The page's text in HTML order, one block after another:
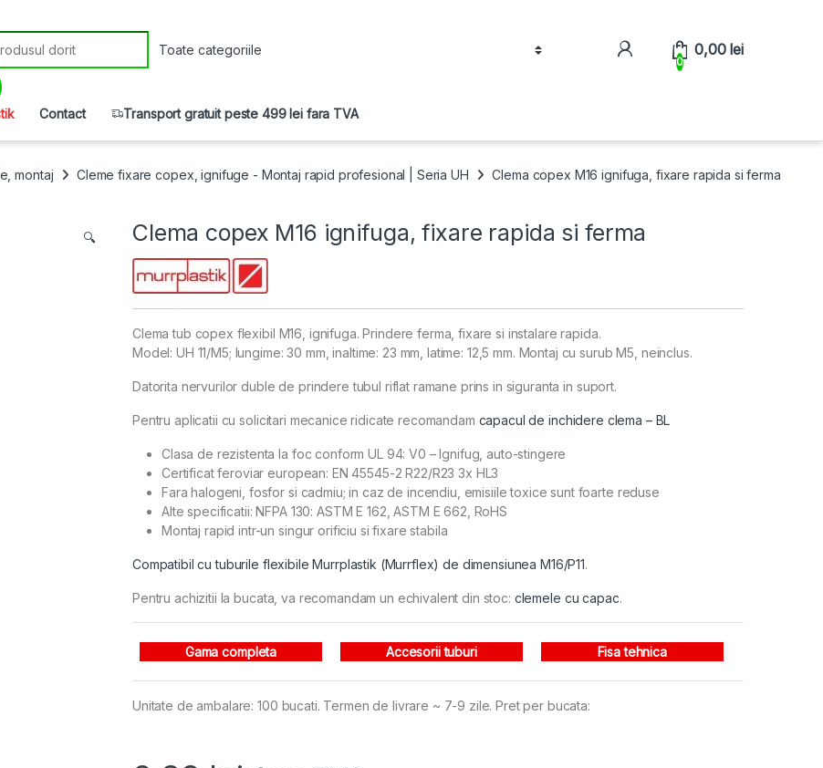
0
0,00 lei
Contact Transport gratuit peste 499 lei fara TVA
montaj Cleme fixare copex, ignifuge - Montaj rapid profesional | Seria UH Clema copex M16 ignifuga, fixare rapida si ferma
🔍 Clema copex M16 ignifuga, fixare rapida si ferma
Clema tub copex flexibil M16, ignifuga. Prindere ferma, fixare si instalare rapida.
Model: UH 11/M5; lungime: 30 mm, inaltime: 23 mm, latime: 12,5 mm. Montaj cu surub M5, neinclus.
Datorita nervurilor duble de prindere tubul riflat ramane prins in siguranta in suport.
Pentru aplicatii cu solicitari mecanice ridicate recomandam capacul de inchidere clema – BL
Clasa de rezistenta la foc conform UL 94: V0 – Ignifug, auto-stingere
Certificat feroviar european: EN 45545-2 R22/R23 3x HL3
Fara halogeni, fosfor si cadmiu; in caz de incendiu, emisiile toxice sunt foarte reduse
Alte specificatii: NFPA 130: ASTM E 162, ASTM E 662, RoHS
Montaj rapid intr-un singur orificiu si fixare stabila
Compatibil cu tuburile flexibile Murrplastik (Murrflex) de dimensiunea M16/P11.
Pentru achizitii la bucata, va recomandam un echivalent din stoc: clemele cu capac.
Gama completa Accesorii tuburi Fisa tehnica
Unitate de ambalare: 100 bucati. Termen de livrare ~ 7-9 zile. Pret per bucata: